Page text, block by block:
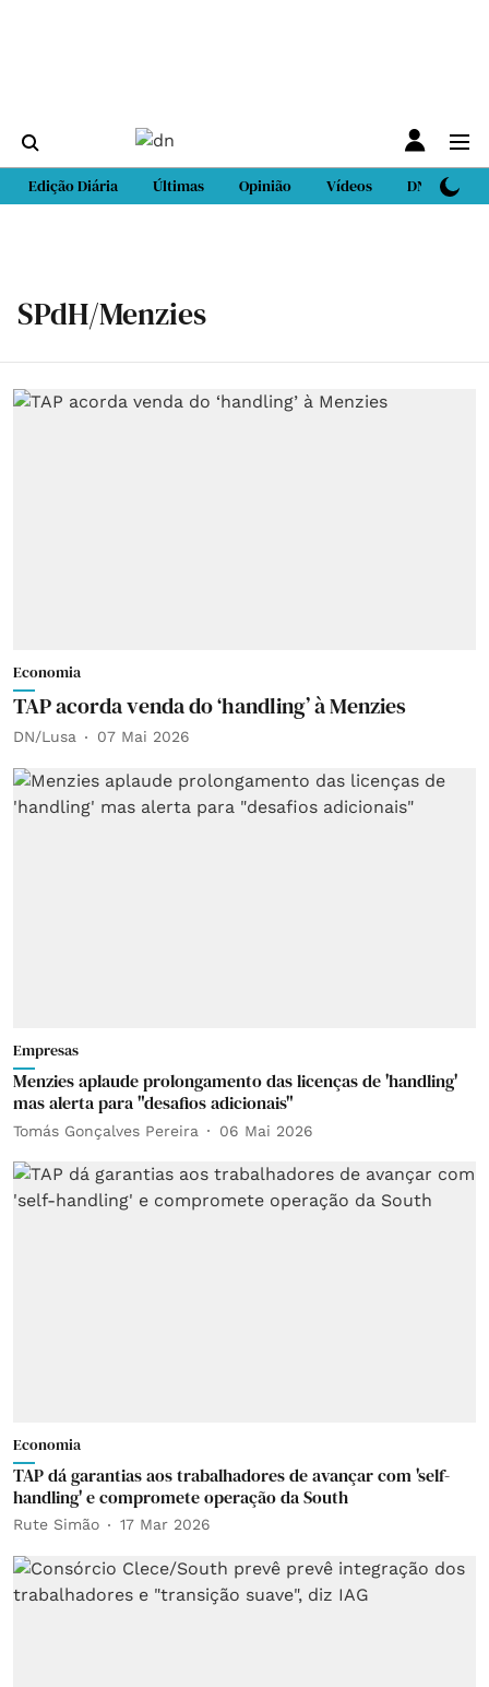
Edição Diária Últimas Opinião Vídeos DN Sport
SPdH/Menzies
Economia
TAP acorda venda do ‘handling’ à Menzies
DN/Lusa 07 Mai 2026
Empresas
Menzies aplaude prolongamento das licenças de 'handling'
mas alerta para "desafios adicionais"
Tomás Gonçalves Pereira 06 Mai 2026
Economia
TAP dá garantias aos trabalhadores de avançar com 'self-
handling' e compromete operação da South
Rute Simão 17 Mar 2026